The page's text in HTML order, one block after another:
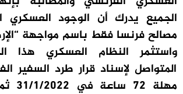
الجميع يدرك أن الوجود العسكري
مصالح فرنسا فقط باسم مواجهة
واستثمر النظام العسكري هذا
المتواصل لإسناد قرار طرد السفير